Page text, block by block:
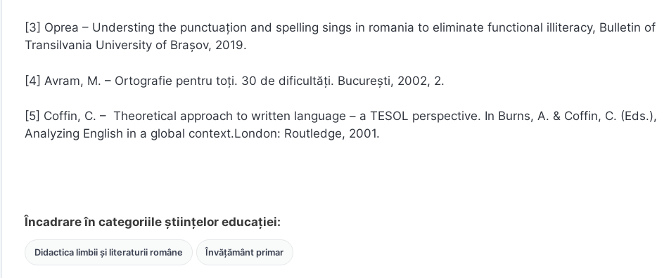
[3] Oprea – Understing the punctuațion and spelling sings in romania to eliminate functional illiteracy, Bulletin of
Transilvania University of Brașov, 2019.
[4] Avram, M. – Ortografie pentru toți. 30 de dificultăți. București, 2002, 2.
[5] Coffin, C. – Theoretical approach to written language – a TESOL perspective. In Burns, A. & Coffin, C. (Eds.),
Analyzing English in a global context.London: Routledge, 2001.
Încadrare în categoriile științelor educației:
Didactica limbii și literaturii române Învățământ primar